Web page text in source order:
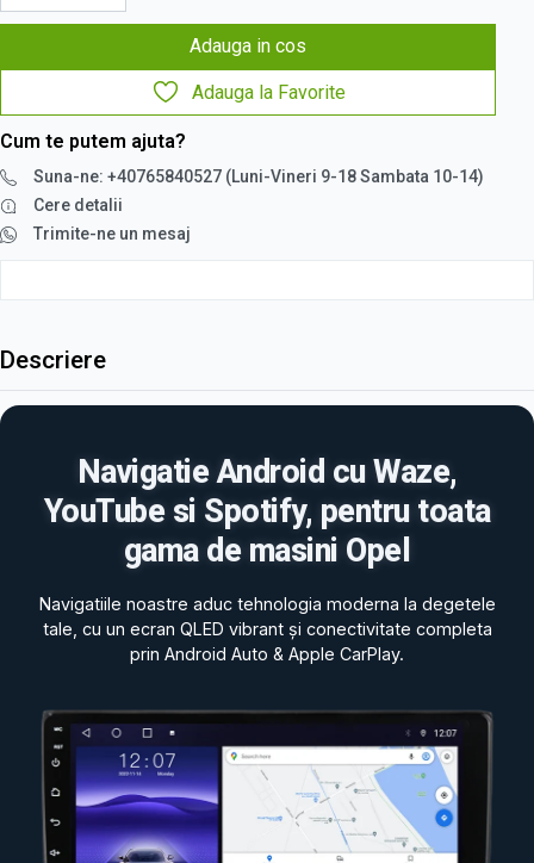
Adauga in cos
Adauga la Favorite
Cum te putem ajuta?
Suna-ne: +40765840527 (Luni-Vineri 9-18 Sambata 10-14)
Cere detalii
Trimite-ne un mesaj
Descriere
Navigatie Android cu Waze,
YouTube si Spotify, pentru toata
gama de masini Opel
Navigatiile noastre aduc tehnologia moderna la degetele
tale, cu un ecran QLED vibrant și conectivitate completa
prin Android Auto & Apple CarPlay.